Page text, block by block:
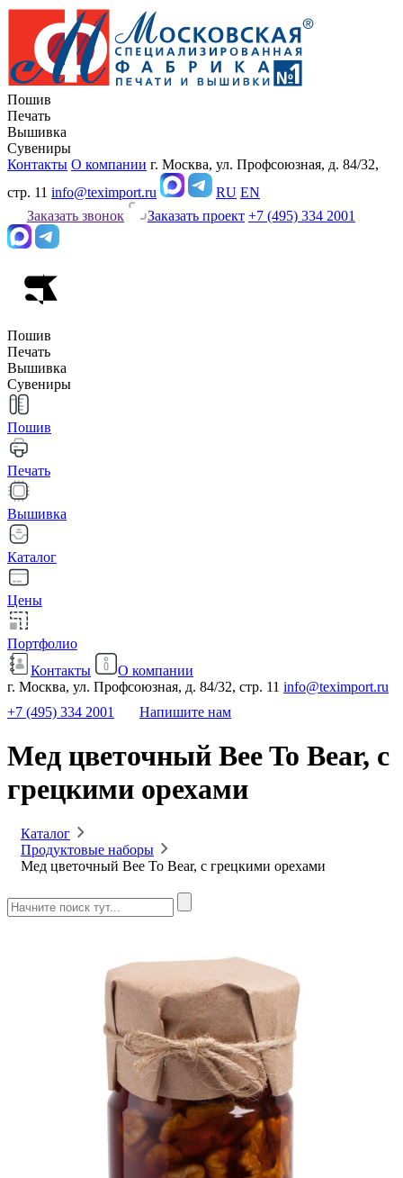
Пошив
Печать
Вышивка
Сувениры
Контакты О компании г. Москва, ул. Профсоюзная, д. 84/32,
стр. 11 info@teximport.ru RU EN
Заказать звонок
Заказать проект +7 (495) 334 2001
Пошив
Печать
Вышивка
Сувениры
Пошив
Печать
Вышивка
Каталог
Цены
Портфолио
Контакты
О компании
г. Москва, ул. Профсоюзная, д. 84/32, стр. 11 info@teximport.ru
+7 (495) 334 2001
Напишите нам
Мед цветочный Bee To Bear, с
грецкими орехами
Каталог
Продуктовые наборы
Мед цветочный Bee To Bear, с грецкими орехами